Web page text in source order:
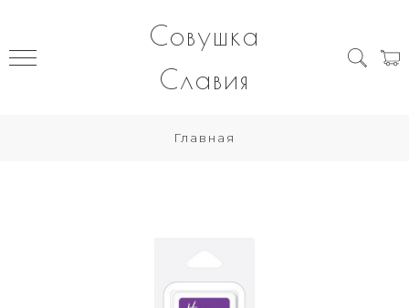
Совушка
Славия
Главная